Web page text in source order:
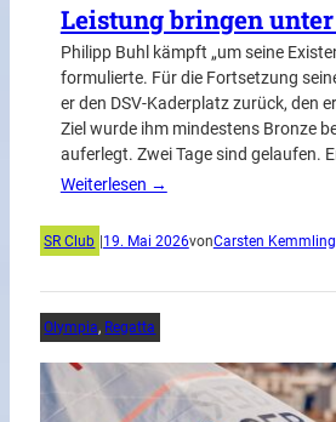
Leistung bringen
Philipp Buhl kämpft „um seine
formulierte. Für die Fortsetzung
er den DSV-Kaderplatz zurück, den
Ziel wurde ihm mindestens Bronze
auferlegt. Zwei Tage sind gelaufen.
Weiterlesen →
SR Club |19. Mai 2026vonCarsten Kemmling
Olympia, Regatta